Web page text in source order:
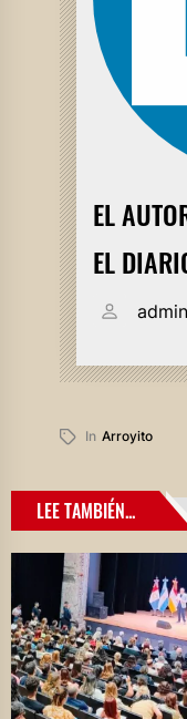
EL
EL
In Arroyito
LEE TAMBIÉN...